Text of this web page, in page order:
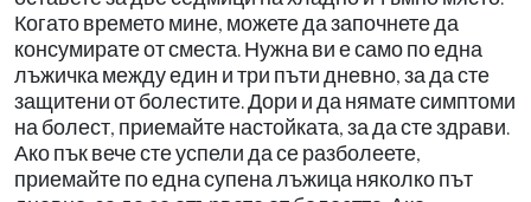
Когато времето мине, можете да започнете да
консумирате от сместа. Нужна ви е само по една
лъжичка между един и три пъти дневно, за да сте
защитени от болестите. Дори и да нямате симптоми
на болест, приемайте настойката, за да сте здрави.
Ако пък вече сте успели да се разболеете,
приемайте по една супена лъжица няколко път